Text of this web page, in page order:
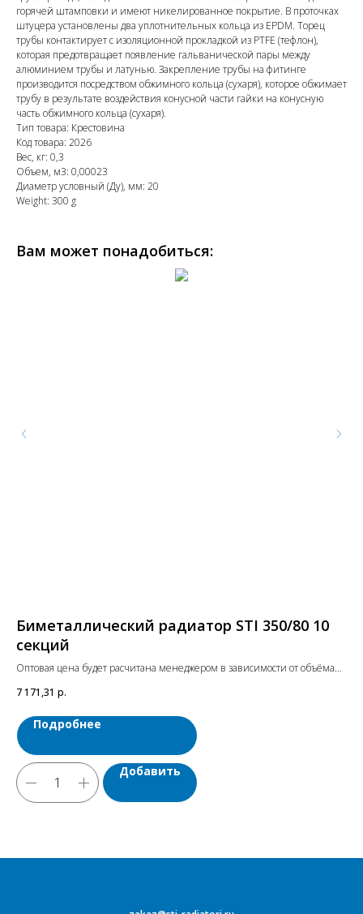
горячей штамповки и имеют никелированное покрытие. В проточках
штуцера установлены два уплотнительных кольца из EPDM. Торец
трубы контактирует с изоляционной прокладкой из PTFE (тефлон),
которая предотвращает появление гальванической пары между
алюминием трубы и латунью. Закрепление трубы на фитинге
производится посредством обжимного кольца (сухаря), которое обжимает
трубу в результате воздействия конусной части гайки на конусную
часть обжимного кольца (сухаря).
Тип товара: Крестовина
Код товара: 2026
Вес, кг: 0,3
Объем, м3: 0,00023
Диаметр условный (Ду), мм: 20
Weight: 300 g
Вам может понадобиться:
Биметаллический радиатор STI 350/80 10
секций
Оптовая цена будет расчитана менеджером в зависимости от объёма
7 171,31 р.
Подробнее
Добавить